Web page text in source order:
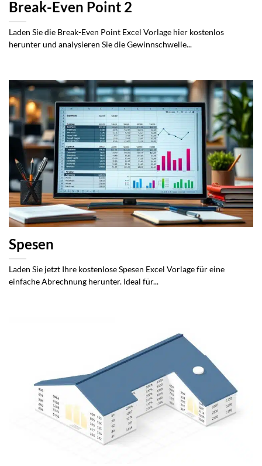
Break-Even Point 2
Laden Sie die Break-Even Point Excel Vorlage hier kostenlos
herunter und analysieren Sie die Gewinnschwelle...
Spesen
Laden Sie jetzt Ihre kostenlose Spesen Excel Vorlage für eine
einfache Abrechnung herunter. Ideal für...